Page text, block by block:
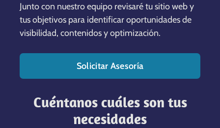
Junto con nuestro equipo revisaré tu sitio web y
tus objetivos para identificar oportunidades de
visibilidad, contenidos y optimización.
Solicitar Asesoría
Cuéntanos cuáles son tus
necesidades